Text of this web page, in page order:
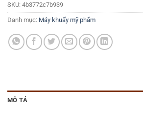
SKU: 4b3772c7b939
Danh mục: Máy khuấy mỹ phẩm
MÔ TẢ